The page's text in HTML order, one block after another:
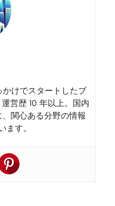
けでスタートしたブ
営歴 10 年以上。国内
関心ある分野の情報
ます。